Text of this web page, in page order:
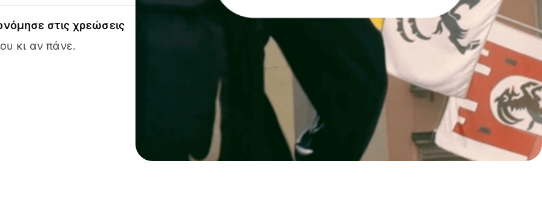
στις χρεώσεις
κι αν πάνε.